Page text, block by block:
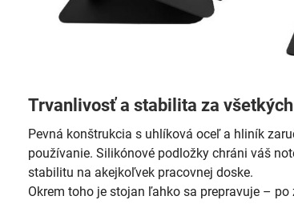
Trvanlivosť a stabilita za
Pevná konštrukcia s uhlíková oceľ a hliník
používanie. Silikónové podložky chráni váš
stabilitu na akejkoľvek pracovnej doske.
Okrem toho je stojan ľahko sa prepravuje –